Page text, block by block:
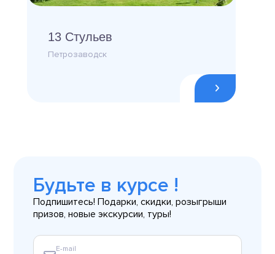
13 Стульев
Петрозаводск
Будьте в курсе !
Подпишитесь! Подарки, скидки, розыгрыши
призов, новые экскурсии, туры!
E-mail